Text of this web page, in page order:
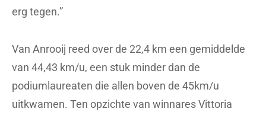
erg tegen.”
Van Anrooij reed over de 22,4 km een gemiddelde
van 44,43 km/u, een stuk minder dan de
podiumlaureaten die allen boven de 45km/u
uitkwamen. Ten opzichte van winnares Vittoria